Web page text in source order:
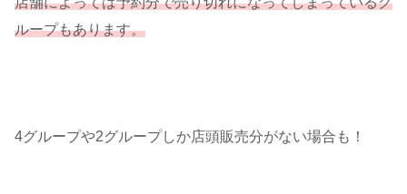
ループもあります。
4グループや2グループしか店頭販売分がない場合も！